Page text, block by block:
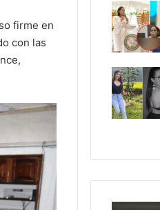
firme en
con las